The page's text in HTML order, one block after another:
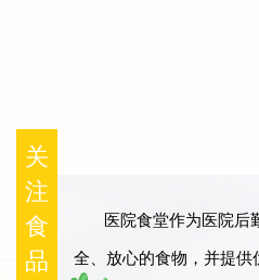
关
注
食
品
医院食堂作为医院
全、放心的食物，并提